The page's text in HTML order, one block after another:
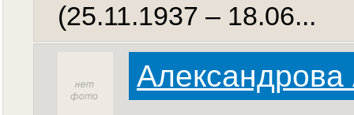
(25.11.1937 – 18.06...